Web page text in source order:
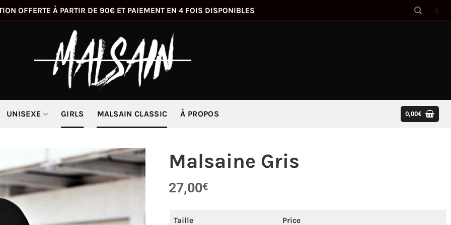
OFFERTE À PARTIR DE 90€ ET PAIEMENT EN 4 FOIS DISPONIBLES
UNISEXE GIRLS MALSAIN CLASSIC À PROPOS 0,00€
Malsaine Gris
27,00€
Taille Price